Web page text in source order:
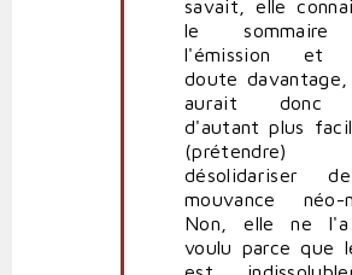
savait, elle
le
l'émission et
doute
aurait donc
d'autant plus
désolidariser
mouvance néo-
Non, elle ne l'a
voulu parce que